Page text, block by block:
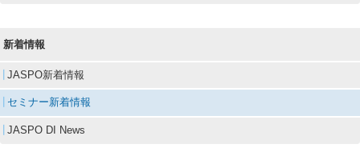
新着情報
JASPO新着情報
セミナー新着情報
JASPO DI News